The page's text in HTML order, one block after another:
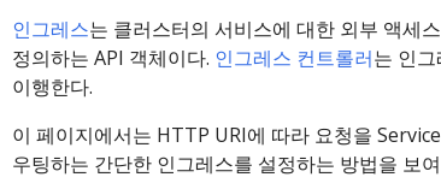
인그레스는 클러스터의 서비스에 대한 외부 액세
정의하는 API 객체이다. 인그레스 컨트롤러는 인
이행한다.
이 페이지에서는 HTTP URI에 따라 요청을
우팅하는 간단한 인그레스를 설정하는 방법을 보